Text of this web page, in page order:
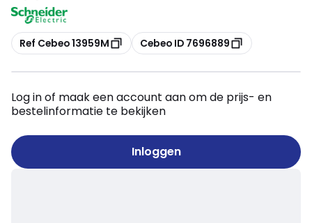
Kopiëren
Ref Cebeo 13959M Kopiëren
Cebeo ID 7696889
Log in of maak een account aan om de prijs- en
bestelinformatie te bekijken
Inloggen